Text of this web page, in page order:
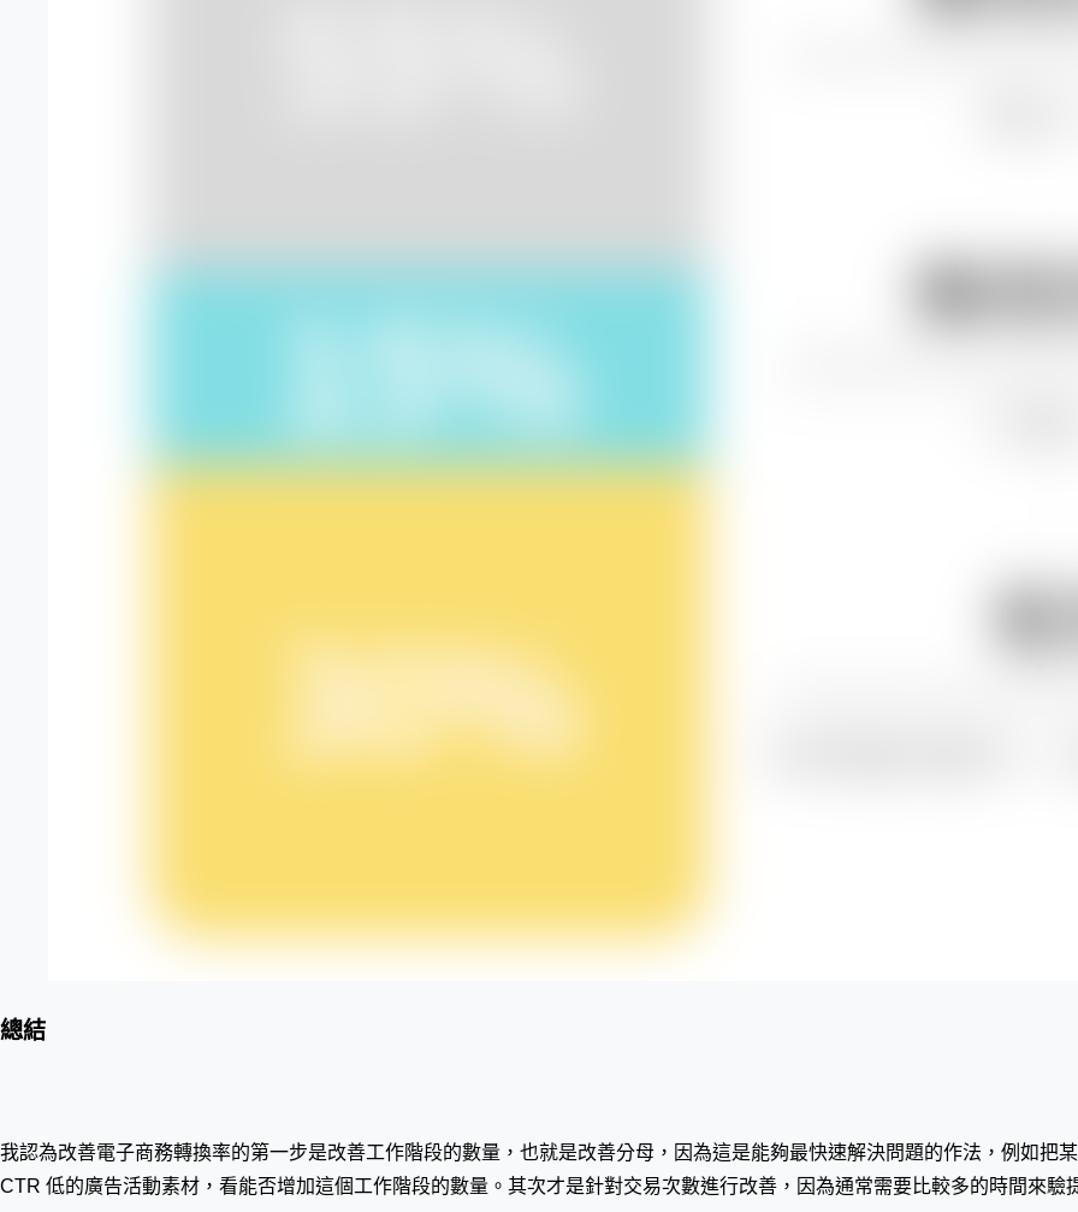
總結
我認為改善電子商務轉換率的第一步是改善工作階段的數量，也就是改善分母，因為這是能夠最快速解決問題的作法，例如把
CTR 低的廣告活動素材，看能否增加這個工作階段的數量。其次才是針對交易次數進行改善，因為通常需要比較多的時間來驗